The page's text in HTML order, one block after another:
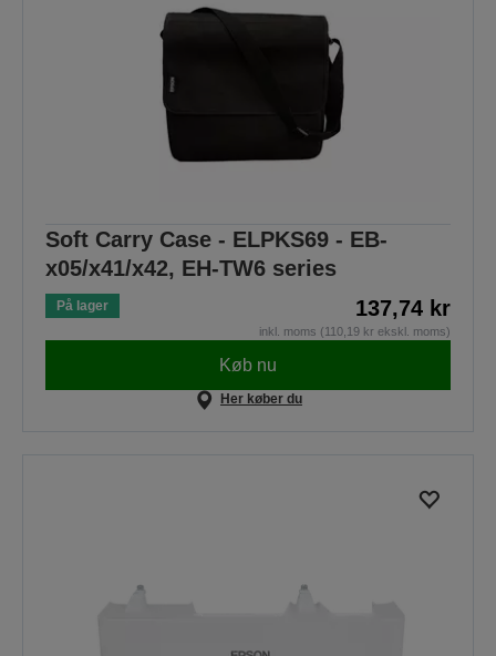
Soft Carry Case - ELPKS69 - EB-
x05/x41/x42, EH-TW6 series
På lager 137,74 kr
inkl. moms (110,19 kr ekskl. moms)
Køb nu
Her køber du